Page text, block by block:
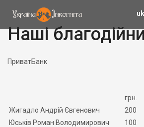
uk
Наші
ПриватБанк
грн.
Жигадло Андрій Євгенович
200
Юськів Роман Володимирович
100